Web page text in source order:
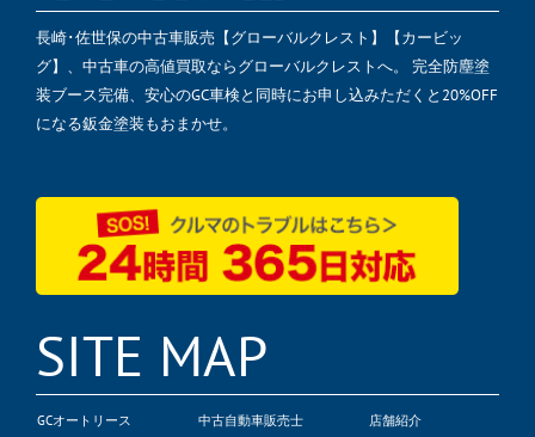
長崎･佐世保の中古車販売【グローバルクレスト】【カービッ
グ】、中古車の高値買取ならグローバルクレストへ。 完全防塵塗
装ブース完備、安心のGC車検と同時にお申し込みただくと20%OFF
になる鈑金塗装もおまかせ。
SITE MAP
GCオートリース
中古自動車販売士
店舗紹介